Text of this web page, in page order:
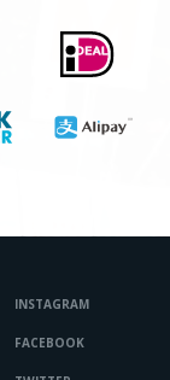
INSTAGRAM
FACEBOOK